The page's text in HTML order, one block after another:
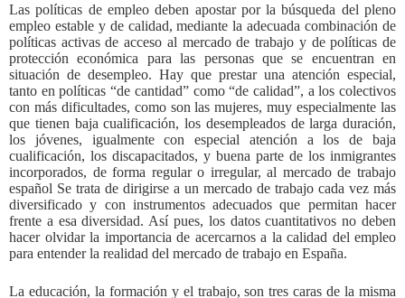
Las políticas de empleo deben apostar por la búsqueda del pleno
empleo estable y de calidad, mediante la adecuada combinación de
políticas activas de acceso al mercado de trabajo y de políticas de
protección económica para las personas que se encuentran en
situación de desempleo. Hay que prestar una atención especial,
tanto en políticas “de cantidad” como “de calidad”, a los colectivos
con más dificultades, como son las mujeres, muy especialmente las
que tienen baja cualificación, los desempleados de larga duración,
los jóvenes, igualmente con especial atención a los de baja
cualificación, los discapacitados, y buena parte de los inmigrantes
incorporados, de forma regular o irregular, al mercado de trabajo
español Se trata de dirigirse a un mercado de trabajo cada vez más
diversificado y con instrumentos adecuados que permitan hacer
frente a esa diversidad. Así pues, los datos cuantitativos no deben
hacer olvidar la importancia de acercarnos a la calidad del empleo
para entender la realidad del mercado de trabajo en España.
La educación, la formación y el trabajo, son tres caras de la misma